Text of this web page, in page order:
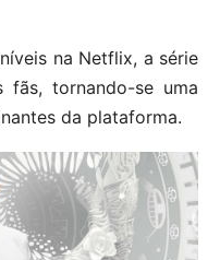
na Netflix, a série
fãs, tornando-se uma
da plataforma.